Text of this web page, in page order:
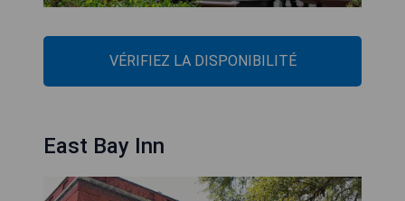
VÉRIFIEZ LA DISPONIBILITÉ
East Bay Inn